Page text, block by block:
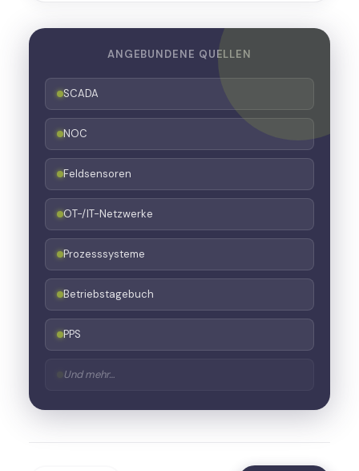
ANGEBUNDENE QUELLEN
SCADA
NOC
Feldsensoren
OT-/IT-Netzwerke
Prozesssysteme
Betriebstagebuch
PPS
Und mehr…